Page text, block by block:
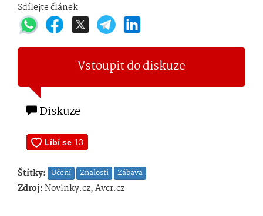
Sdílejte článek
Vstoupit do diskuze
Diskuze
Štítky: Učení Znalosti Zábava
Zdroj:Novinky.cz, Avcr.cz